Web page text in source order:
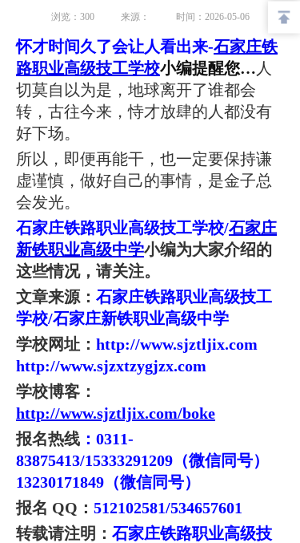
浏览：300 来源： 时间：2026-05-06
怀才时间久了会让人看出来-石家庄铁
路职业高级技工学校小编提醒您… 人
切莫自以为是，地球离开了谁都会
转，古往今来，恃才放肆的人都没有
好下场。
所以，即便再能干，也一定要保持谦
虚谨慎，做好自己的事情，是金子总
会发光。
石家庄铁路职业高级技工学校/石家庄
新铁职业高级中学小编为大家介绍的
这些情况，请关注。
文章来源： 石家庄铁路职业高级技工
学校/石家庄新铁职业高级中学
学校网址： http://www.sjztljix.com
http://www.sjzxtzygjzx.com
学校博客：
http://www.sjztljix.com/boke
报名热线 ：0311-
83875413/15333291209（微信同号）
13230171849（微信同号）
报名 QQ： 512102581/534657601
转载请注明： 石家庄铁路职业高级技
联系人：张处长 办公电话： 0311 8387 5413
请家长和学生注意
：凡是已经向学校其他老师咨
询、留下学生有关资料的，继续联系你原咨询的老
师，请不要再浪费宝贵时间。